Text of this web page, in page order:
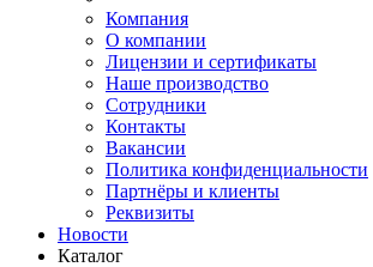
Компания
О компании
Лицензии и сертификаты
Наше производство
Сотрудники
Контакты
Вакансии
Политика конфиденциальности
Партнёры и клиенты
Реквизиты
Новости
Каталог